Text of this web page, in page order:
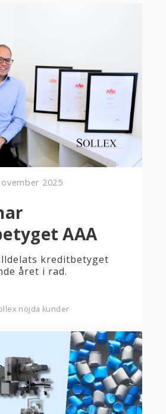
2025
AAA
kreditbetyget
året i rad.
nöjda kunder